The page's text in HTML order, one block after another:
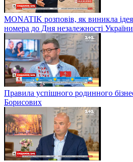
MONATIK розповів, як виникла
номера до Дня незалежності України
Правила успішного родинного
Борисових